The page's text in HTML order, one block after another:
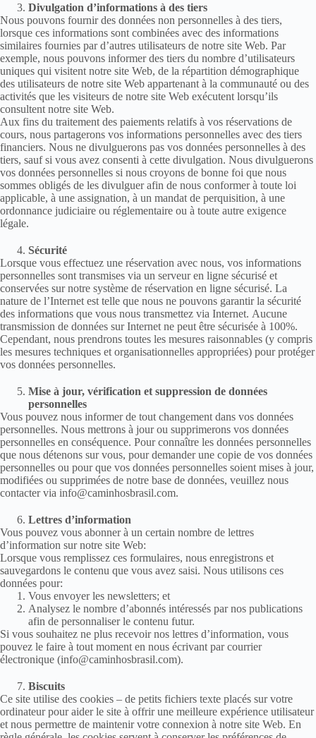
Divulgation d’informations à des tiers
Nous pouvons fournir des données non personnelles à des tiers,
lorsque ces informations sont combinées avec des informations
similaires fournies par d’autres utilisateurs de notre site Web. Par
exemple, nous pouvons informer des tiers du nombre d’utilisateurs
uniques qui visitent notre site Web, de la répartition démographique
des utilisateurs de notre site Web appartenant à la communauté ou des
activités que les visiteurs de notre site Web exécutent lorsqu’ils
consultent notre site Web.
Aux fins du traitement des paiements relatifs à vos réservations de
cours, nous partagerons vos informations personnelles avec des tiers
financiers. Nous ne divulguerons pas vos données personnelles à des
tiers, sauf si vous avez consenti à cette divulgation. Nous divulguerons
vos données personnelles si nous croyons de bonne foi que nous
sommes obligés de les divulguer afin de nous conformer à toute loi
applicable, à une assignation, à un mandat de perquisition, à une
ordonnance judiciaire ou réglementaire ou à toute autre exigence
légale.
Sécurité
Lorsque vous effectuez une réservation avec nous, vos informations
personnelles sont transmises via un serveur en ligne sécurisé et
conservées sur notre système de réservation en ligne sécurisé. La
nature de l’Internet est telle que nous ne pouvons garantir la sécurité
des informations que vous nous transmettez via Internet. Aucune
transmission de données sur Internet ne peut être sécurisée à 100%.
Cependant, nous prendrons toutes les mesures raisonnables (y compris
les mesures techniques et organisationnelles appropriées) pour protéger
vos données personnelles.
Mise à jour, vérification et suppression de données
personnelles
Vous pouvez nous informer de tout changement dans vos données
personnelles. Nous mettrons à jour ou supprimerons vos données
personnelles en conséquence. Pour connaître les données personnelles
que nous détenons sur vous, pour demander une copie de vos données
personnelles ou pour que vos données personnelles soient mises à jour,
modifiées ou supprimées de notre base de données, veuillez nous
contacter via info@caminhosbrasil.com.
Lettres d’information
Vous pouvez vous abonner à un certain nombre de lettres
d’information sur notre site Web:
Lorsque vous remplissez ces formulaires, nous enregistrons et
sauvegardons le contenu que vous avez saisi. Nous utilisons ces
données pour:
Vous envoyer les newsletters; et
Analysez le nombre d’abonnés intéressés par nos publications
afin de personnaliser le contenu futur.
Si vous souhaitez ne plus recevoir nos lettres d’information, vous
pouvez le faire à tout moment en nous écrivant par courrier
électronique (info@caminhosbrasil.com).
Biscuits
Ce site utilise des cookies – de petits fichiers texte placés sur votre
ordinateur pour aider le site à offrir une meilleure expérience utilisateur
et nous permettre de maintenir votre connexion à notre site Web. En